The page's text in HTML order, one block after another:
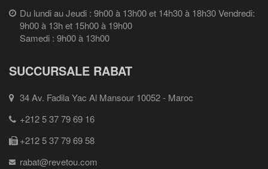
Du lundi au Jeudi : 9h00 à 13h00 et 14h30 à 18h30 Vendredi:
9h00 à 13h et 15h00 à 19h00
Samedi : 9h00 à 13h00
SUCCURSALE RABAT
34 Av. Fadila Yac Al Mansour 10052 - Maroc
+212 5 37 79 69 16
+212 5 37 79 69 58
rabat@revetou.com